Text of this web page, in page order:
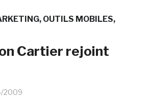
OUTILS MOBILES
Cartier rejoint
2009